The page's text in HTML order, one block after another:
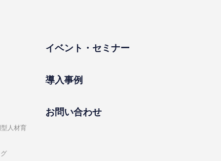
⼈材育
イベント・セミナー
導⼊事例
お問い合わせ